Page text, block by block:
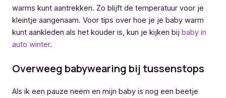
warms kunt aantrekken. Zo blijft de temperatuur voor je
kleintje aangenaam. Voor tips over hoe je je baby warm
kunt aankleden als het kouder is, kun je kijken bij baby in
auto winter.
Overweeg babywearing bij tussenstops
Als ik een pauze neem en mijn baby is nog een beetje